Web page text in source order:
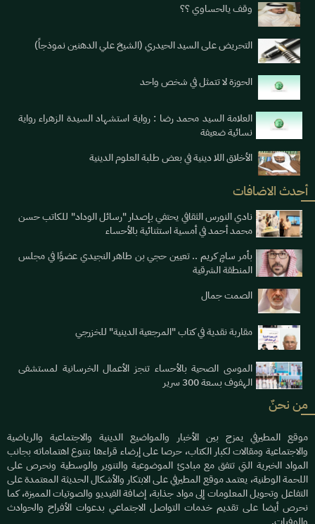
وقف يالحساوي ؟؟
التحريض على السيد الحيدري (الشيخ علي الدهنين نموذجاً)
الحوزة لا تتمثل في شخص واحد
العلامة السيد محمد رضا : رواية استشهاد السيدة الزهراء رواية
نسائية ضعيفة
الأخلاق اللا دينية في بعض طلبة العلوم الدينية
أحدث الاضافات
نادي النورس الثقافي يحتفي بإصدار "رسائل الوداد" للكاتب حسن
محمد أحمد في أمسية استثنائية بالأحساء
بأمر سامٍ كريم .. تعيين حجي بن طاهر النجيدي عضوًا في مجلس
المنطقة الشرقية
الصمت جمال
مقاربة نقدية في كتاب "المرجعية الدينية" للخزرجي
الموسى الصحية بالأحساء تنجز الأعمال الخرسانية لمستشفى
الهفوف بسعة 300 سرير
من نحنٌ
موقع المطيرفي يمزج بين الأخبار والمواضيع الدينية والاجتماعية والرياضية
والاجتماعية ومقالات لكبار الكتاب، حرصا على إرضاء قراءها بتنوع اهتماماته بجانب
المواد الخبرية التي تتفق مع مبادئ الموضوعية والتنوير والوسطية ونحرص على
اللحمة الوطنية، يعتمد موقع المطيرفي على الابتكار والأشكال الحديثة المعتمدة على
التفاعل وتحويل المعلومات إلى مواد جذابة، إضافة الفيديو والصوتيات المميزة، كما
نحرص أيضا على تقديم خدمات التواصل الاجتماعي بدعوات الأفراح والحوادث